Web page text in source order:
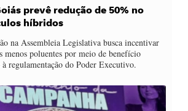
prevê redução de 50% no
híbridos
na Assembleia Legislativa busca incentivar
menos poluentes por meio de benefício
regulamentação do Poder Executivo.